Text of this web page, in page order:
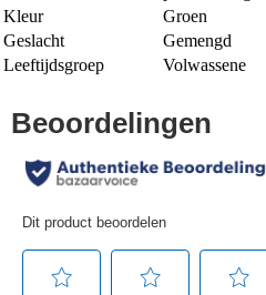
Kleur
Groen
Geslacht
Gemengd
Leeftijdsgroep
Volwassene